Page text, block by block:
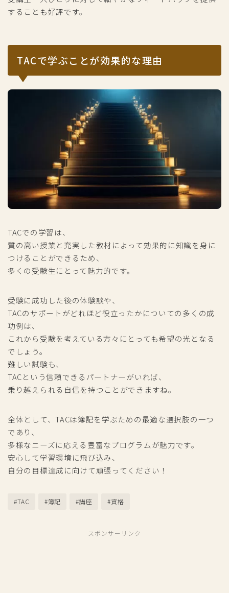
することも好評です。
TACで学ぶことが効果的な理由
TACでの学習は、
質の高い授業と充実した教材によって効果的に知識を身に
つけることができるため、
多くの受験生にとって魅力的です。
受験に成功した後の体験談や、
TACのサポートがどれほど役立ったかについての多くの成
功例は、
これから受験を考えている方々にとっても希望の光となる
でしょう。
難しい試験も、
TACという信頼できるパートナーがいれば、
乗り越えられる自信を持つことができますね。
全体として、TACは簿記を学ぶための最適な選択肢の一つ
であり、
多様なニーズに応える豊富なプログラムが魅力です。
安心して学習環境に飛び込み、
自分の目標達成に向けて頑張ってください！
#TAC #簿記 #講座 #資格
スポンサーリンク